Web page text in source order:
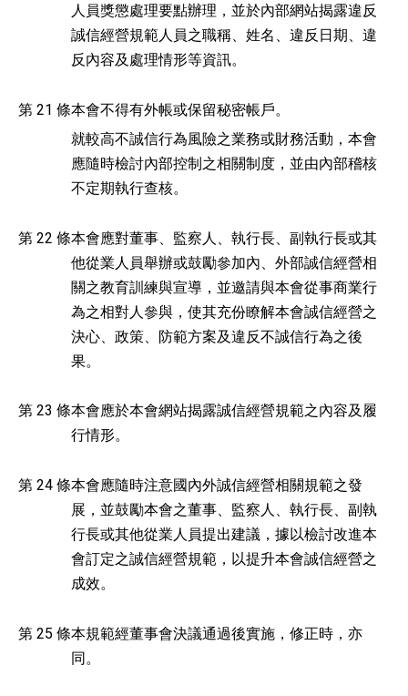
人員獎懲處理要點辦理，並於內部網站揭露違反
誠信經營規範人員之職稱、姓名、違反日期、違
反內容及處理情形等資訊。
第 21 條本會不得有外帳或保留秘密帳戶。
就較高不誠信行為風險之業務或財務活動，本會
應隨時檢討內部控制之相關制度，並由內部稽核
不定期執行查核。
第 22 條本會應對董事、監察人、執行長、副執行長或其
他從業人員舉辦或鼓勵參加內、外部誠信經營相
關之教育訓練與宣導，並邀請與本會從事商業行
為之相對人參與，使其充份瞭解本會誠信經營之
決心、政策、防範方案及違反不誠信行為之後
果。
第 23 條本會應於本會網站揭露誠信經營規範之內容及履
行情形。
第 24 條本會應隨時注意國內外誠信經營相關規範之發
展，並鼓勵本會之董事、監察人、執行長、副執
行長或其他從業人員提出建議，據以檢討改進本
會訂定之誠信經營規範，以提升本會誠信經營之
成效。
第 25 條本規範經董事會決議通過後實施，修正時，亦
同。